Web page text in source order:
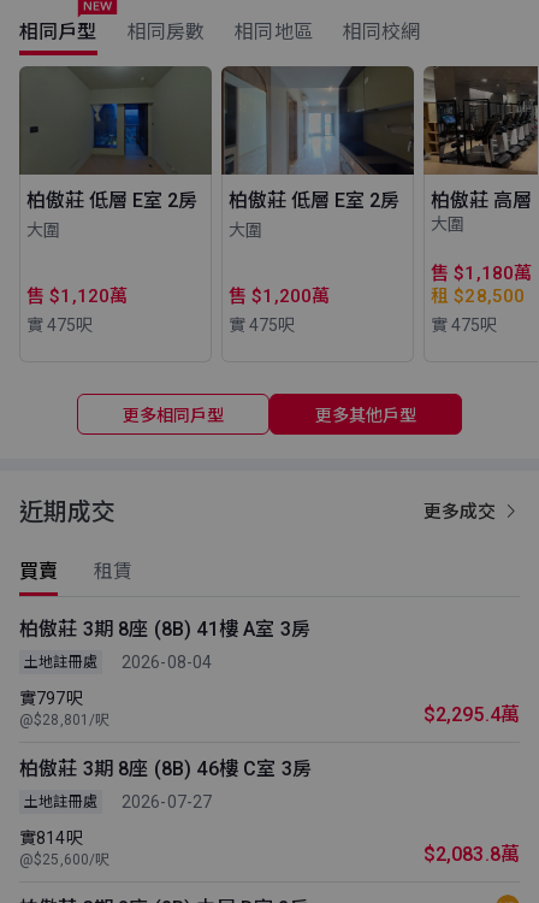
相同戶型 相同房數 相同地區 相同校網
柏傲莊 低層 E室 2房
大圍
售 $1,120萬
實 475呎
柏傲莊 低層 E室 2房
大圍
售 $1,200萬
實 475呎
柏傲莊 高層
大圍
售 $1,180萬
租 $28,500
實 475呎
更多相同戶型 更多其他戶型
近期成交 更多成交
買賣 租賃
柏傲莊 3期 8座 (8B) 41樓 A室 3房
土地註冊處
2026-08-04
實797呎
@$28,801/呎 $2,295.4萬
柏傲莊 3期 8座 (8B) 46樓 C室 3房
土地註冊處
2026-07-27
實814呎
@$25,600/呎 $2,083.8萬